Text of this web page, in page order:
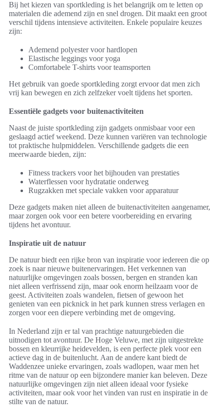
Bij het kiezen van sportkleding is het belangrijk om te letten op
materialen die ademend zijn en snel drogen. Dit maakt een groot
verschil tijdens intensieve activiteiten. Enkele populaire keuzes
zijn:
Ademend polyester voor hardlopen
Elastische leggings voor yoga
Comfortabele T-shirts voor teamsporten
Het gebruik van goede sportkleding zorgt ervoor dat men zich
vrij kan bewegen en zich zelfzeker voelt tijdens het sporten.
Essentiële gadgets voor buitenactiviteiten
Naast de juiste sportkleding zijn gadgets onmisbaar voor een
geslaagd actief weekend. Deze kunnen variëren van technologie
tot praktische hulpmiddelen. Verschillende gadgets die een
meerwaarde bieden, zijn:
Fitness trackers voor het bijhouden van prestaties
Waterflessen voor hydratatie onderweg
Rugzakken met speciale vakken voor apparatuur
Deze gadgets maken niet alleen de buitenactiviteiten aangenamer,
maar zorgen ook voor een betere voorbereiding en ervaring
tijdens het avontuur.
Inspiratie uit de natuur
De natuur biedt een rijke bron van inspiratie voor iedereen die op
zoek is naar nieuwe buitenervaringen. Het verkennen van
natuurlijke omgevingen zoals bossen, bergen en stranden kan
niet alleen verfrissend zijn, maar ook enorm heilzaam voor de
geest. Activiteiten zoals wandelen, fietsen of gewoon het
genieten van een picknick in het park kunnen stress verlagen en
zorgen voor een diepere verbinding met de omgeving.
In Nederland zijn er tal van prachtige natuurgebieden die
uitnodigen tot avontuur. De Hoge Veluwe, met zijn uitgestrekte
bossen en kleurrijke heidevelden, is een perfecte plek voor een
actieve dag in de buitenlucht. Aan de andere kant biedt de
Waddenzee unieke ervaringen, zoals wadlopen, waar men het
ritme van de natuur op een bijzondere manier kan beleven. Deze
natuurlijke omgevingen zijn niet alleen ideaal voor fysieke
activiteiten, maar ook voor het vinden van rust en inspiratie in de
stilte van de natuur.